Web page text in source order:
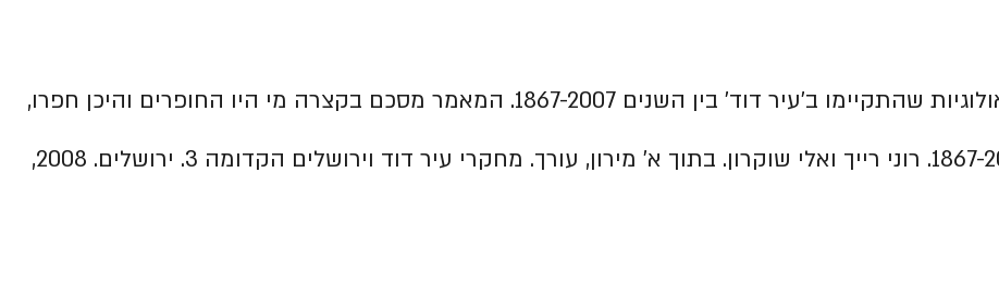
המאמר עוסק בסיכום תולדות החפירות הארכיאולוגיות שהתקיימו ב'עיר דוד' בין השנים 1867-2007. המאמר מסכם בקצרה מי היו החופרים והיכן חפרו,
תולדות החפירות הארכיאולוגיות ב'עיר דוד' 1867-2007. רוני רייך ואלי שוקרון. בתוך א' מירון, עורך. מחקרי עיר דוד וירושלים הקדומה 3. ירושלים. 2008,